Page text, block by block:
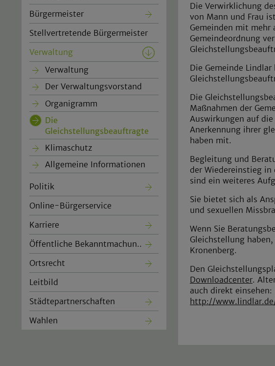
Bürgermeister
Stellvertretende Bürgermeister
Verwaltung
Verwaltung
Der Verwaltungsvorstand
Organigramm
Die
Gleichstellungsbeauftragte
Klimaschutz
Allgemeine Informationen
Politik
Online-Bürgerservice
Karriere
Öffentliche Bekanntmachun..
Ortsrecht
Leitbild
Städtepartnerschaften
Wahlen
Die Verwirklichung
von Mann und Frau
Gemeinden mit mehr
Gemeindeordnung
Die Gemeinde
Die
Maßnahmen der
Auswirkungen auf
Anerkennung ihrer
haben mit.
Begleitung und
der Wiedereinstieg
sind ein weiteres
Sie bietet sich als
und sexuellen
Wenn Sie
Gleichstellung
Kronenberg.
Den
Downloadcenter.
auch direkt einsehen:
http://